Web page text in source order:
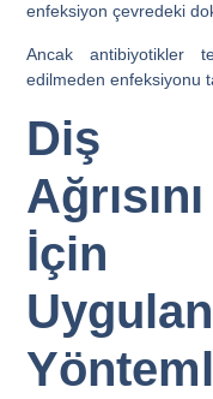
enfeksiyon çevredeki
Ancak antibiyotikler
edilmeden enfeksiyonu
Diş